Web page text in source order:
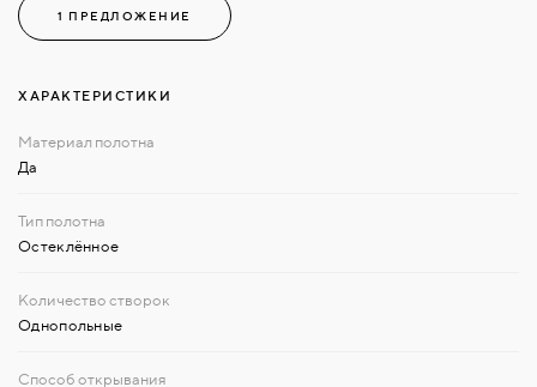
1 ПРЕДЛОЖЕНИЕ
ХАРАКТЕРИСТИКИ
Да
Остеклённое
Однопольные